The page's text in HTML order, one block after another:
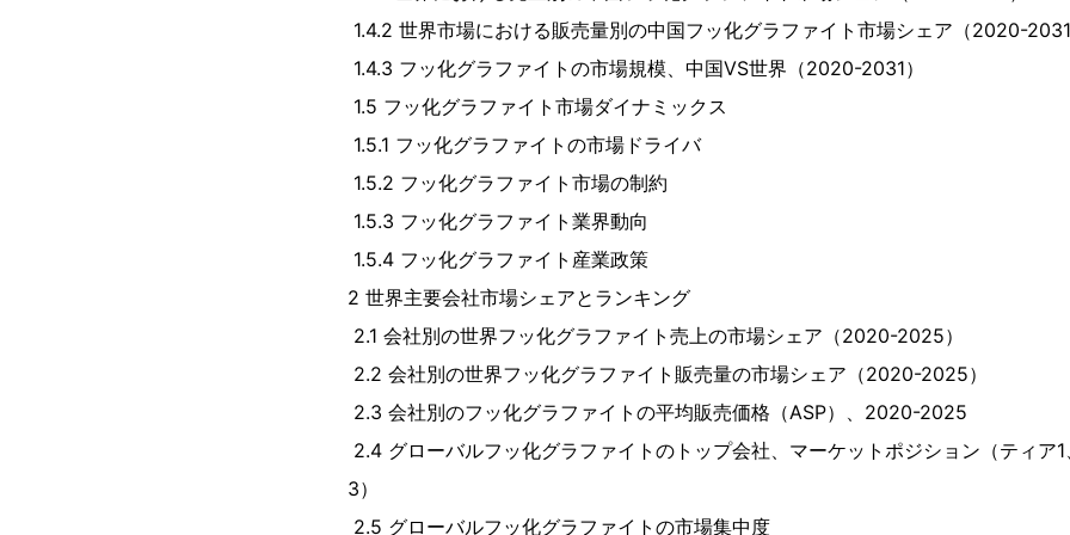
1.4.2 世界市場における販売量別の中国フッ化グラファイト市場シェア（2020-2031
1.4.3 フッ化グラファイトの市場規模、中国VS世界（2020-2031）
1.5 フッ化グラファイト市場ダイナミックス
1.5.1 フッ化グラファイトの市場ドライバ
1.5.2 フッ化グラファイト市場の制約
1.5.3 フッ化グラファイト業界動向
1.5.4 フッ化グラファイト産業政策
2 世界主要会社市場シェアとランキング
2.1 会社別の世界フッ化グラファイト売上の市場シェア（2020-2025）
2.2 会社別の世界フッ化グラファイト販売量の市場シェア（2020-2025）
2.3 会社別のフッ化グラファイトの平均販売価格（ASP）、2020-2025
2.4 グローバルフッ化グラファイトのトップ会社、マーケットポジション（ティア
3）
2.5 グローバルフッ化グラファイトの市場集中度